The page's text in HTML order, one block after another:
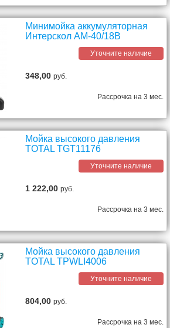
Минимойка аккумуляторная
Интерскол АМ-40/18В
Уточните наличие
348,00руб.
Рассрочка на 3 мес.
Мойка высокого давления
TOTAL TGT11176
Уточните наличие
1 222,00руб.
Рассрочка на 3 мес.
Мойка высокого давления
TOTAL TPWLI4006
Уточните наличие
804,00руб.
Рассрочка на 3 мес.